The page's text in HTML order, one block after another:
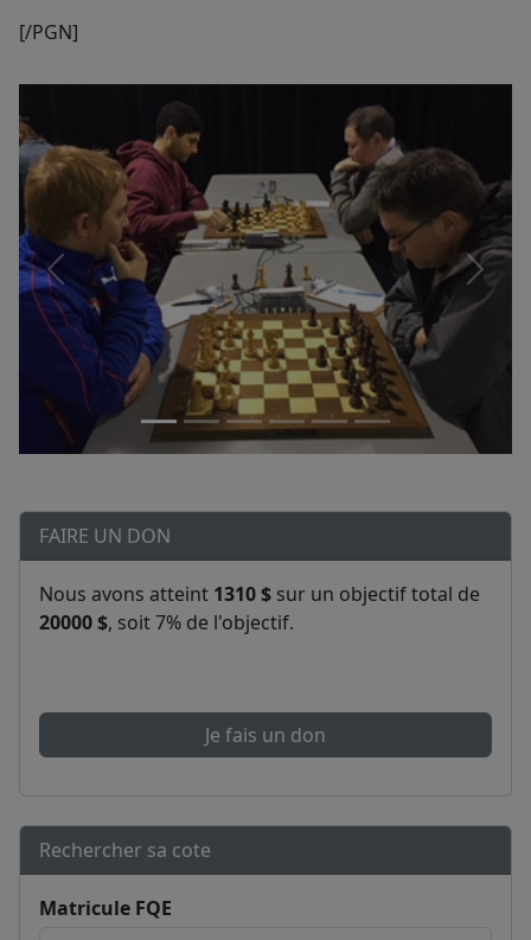
[/PGN]
FAIRE UN DON
Nous avons atteint 1310 $ sur un objectif total de
20000 $, soit 7% de l'objectif.
Je fais un don
Rechercher sa cote
Matricule FQE